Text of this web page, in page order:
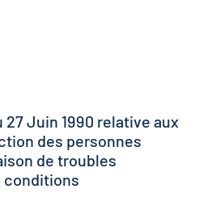
27 Juin 1990 relative aux
des personnes
de troubles
conditions